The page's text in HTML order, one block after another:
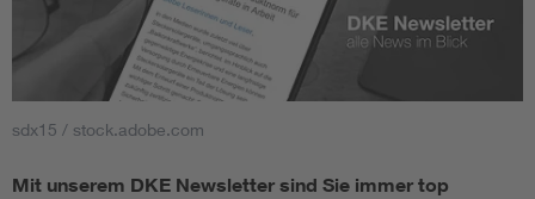
sdx15 / stock.adobe.com
Mit unserem DKE Newsletter sind Sie immer top